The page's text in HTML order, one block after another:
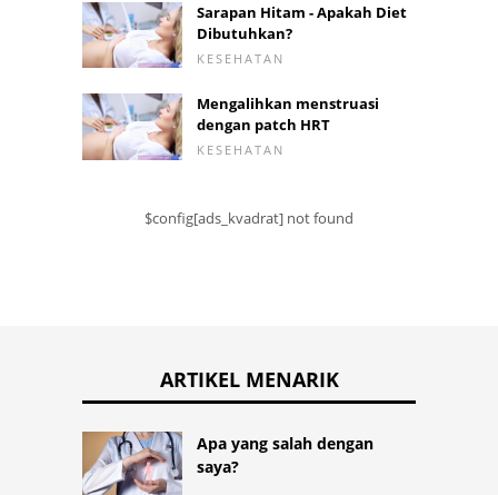
Sarapan Hitam - Apakah Diet
Dibutuhkan?
KESEHATAN
Mengalihkan menstruasi
dengan patch HRT
KESEHATAN
$config[ads_kvadrat] not found
ARTIKEL MENARIK
Apa yang salah dengan
saya?